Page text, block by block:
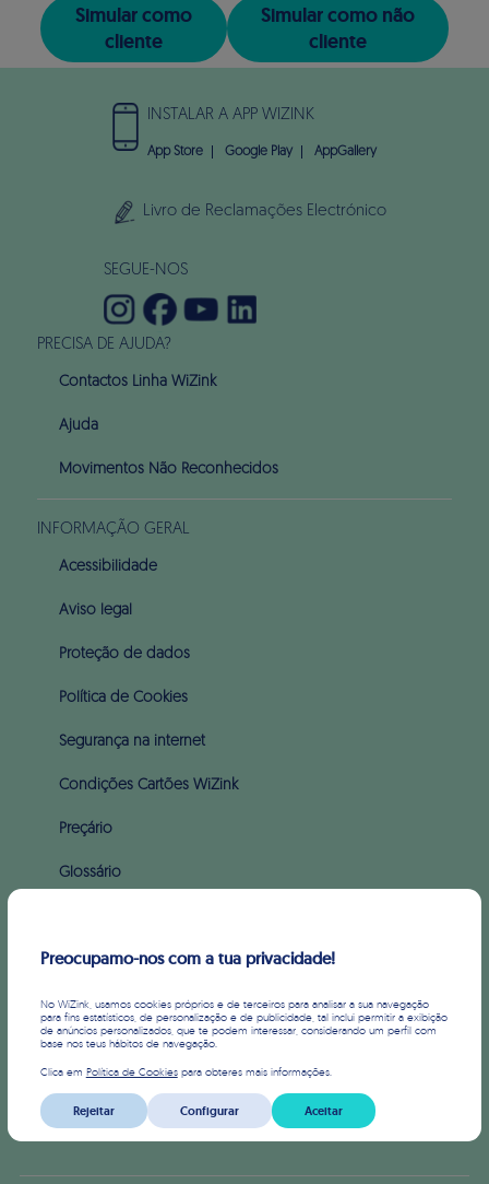
Simular como
cliente
Simular como não
cliente
PRECISA DE AJUDA?
Contactos Linha WiZink
Ajuda
Movimentos Não Reconhecidos
INFORMAÇÃO GERAL
Acessibilidade
Aviso legal
Proteção de dados
Política de Cookies
Segurança na internet
Condições Cartões WiZink
Preçário
Glossário
Sobre nós
Informação Financeira
INSTALAR A APP WIZINK
App Store Google Play AppGallery
Livro de Reclamações Electrónico
SEGUE-NOS
Preocupamo-nos com a tua privacidade!
No WiZink, usamos cookies próprios e de terceiros para analisar a sua navegação
para fins estatísticos, de personalização e de publicidade, tal inclui permitir a exibição
de anúncios personalizados, que te podem interessar, considerando um perfil com
base nos teus hábitos de navegação.
Clica em Política de Cookiespara obteres mais informações.
Rejeitar Configurar Aceitar